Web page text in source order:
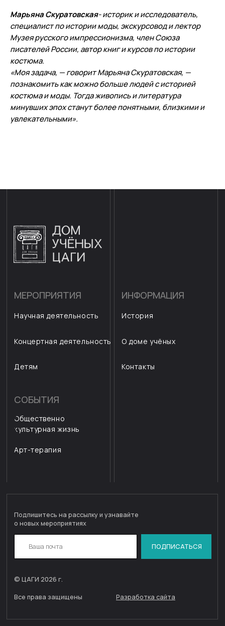
Марьяна Скуратовская- историк и исследователь,
специалист по истории моды, экскурсовод и лектор
Музея русского импрессионизма, член Союза
писателей России, автор книг и курсов по истории
костюма.
«Моя задача, — говорит Марьяна Скуратовская, —
познакомить как можно больше людей с историей
костюма и моды. Тогда живопись и литература
минувших эпох станут более понятными, близкими и
увлекательными».
Научная деятельность
Концертная деятельность
Детям
СОБЫТИЯ
культурная жизнь
Арт-терапия
История
О доме учёных
Контакты
Правила использования cookie
Согласие на обработку персональных данных
Согласие на получение email рассылок